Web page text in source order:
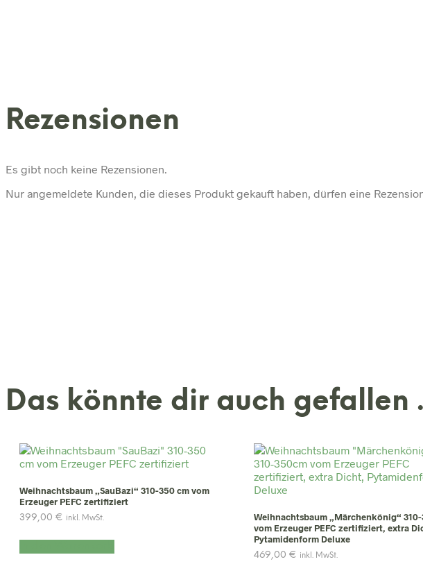
Rezensionen
Es gibt noch keine Rezensionen.
Nur angemeldete Kunden, die dieses Produkt gekauft haben, dürfen eine
Das könnte dir auch gefallen
Weihnachtsbaum „SauBazi“ 310-350 cm vom
Erzeuger PEFC zertifiziert
399,00 € inkl. MwSt.
Weihnachtsbaum „Märchenkönig“
vom Erzeuger PEFC zertifiziert, extra
Pytamidenform Deluxe
469,00€ inkl. MwSt.